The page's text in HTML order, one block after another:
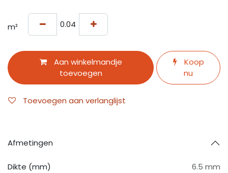
m²
Aan winkelmandje
toevoegen
Koop
nu
Toevoegen aan verlanglijst
Afmetingen
Dikte (mm) 6.5 mm